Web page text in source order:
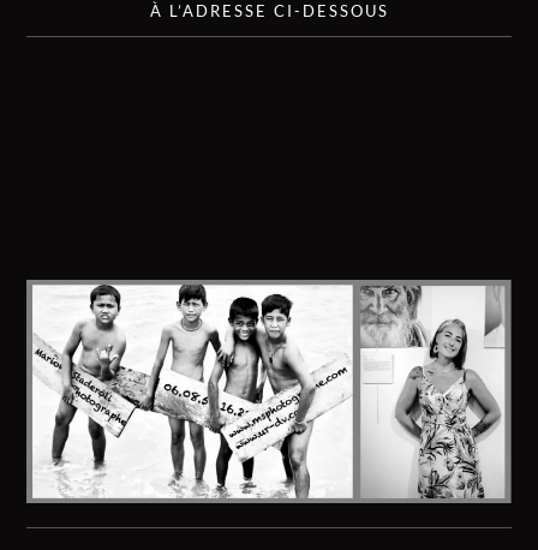
À L’ADRESSE CI-DESSOUS